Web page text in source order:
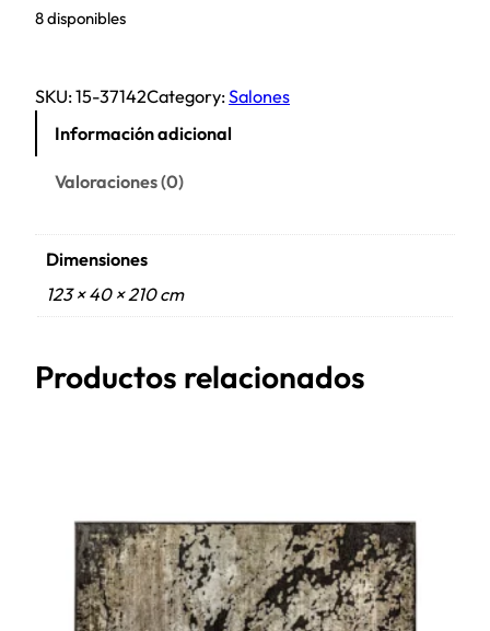
8 disponibles
SKU:15-37142Category:Salones
Información adicional
Valoraciones (0)
Dimensiones
123 × 40 × 210 cm
Productos relacionados